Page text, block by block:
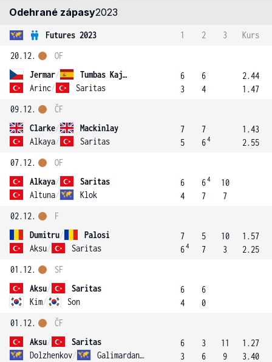
Odehrané zápasy2023
Futures 2023 1 2 3
Kurs
20.12.
Jermar/
Tumbas Kajgo
Arinc/ Saritas
OF
6
3
6
4
2.44
1.47
09.12.
Clarke/
Mackinlay
Alkaya/ Saritas
ČF
7
5
7
64
1.43
2.55
07.12.
Alkaya/
Saritas
Altuna/ Klok
OF
6
4
64
7
10
7
02.12.
Dumitru/
Palosi
Aksu/ Saritas
F
7
64
5
7
10
3
1.57
2.25
01.12.
Aksu/
Saritas
Kim/ Son
SF
6
4
6
0
01.12.
Aksu/
Saritas
Dolzhenkov/ Galimardanov
ČF
6
3
3
6
11
9
1.27
3.40